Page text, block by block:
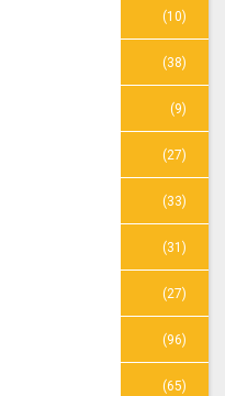
(10)
(38)
(9)
(27)
(33)
(31)
(27)
(96)
(65)